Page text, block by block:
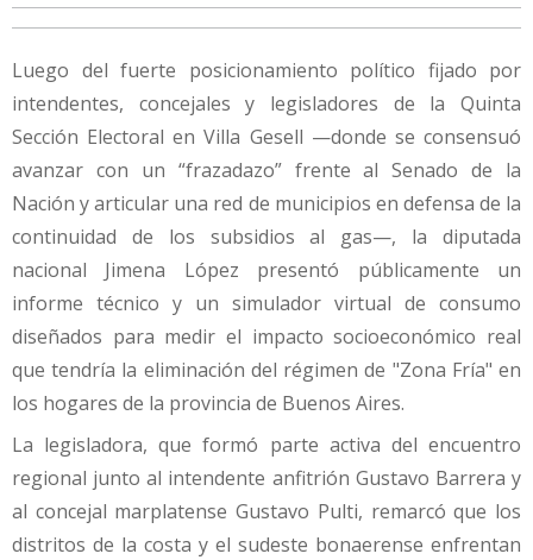
Luego del fuerte posicionamiento político fijado por
intendentes, concejales y legisladores de la Quinta
Sección Electoral en Villa Gesell —donde se consensuó
avanzar con un “frazadazo” frente al Senado de la
Nación y articular una red de municipios en defensa de la
continuidad de los subsidios al gas—, la diputada
nacional Jimena López presentó públicamente un
informe técnico y un simulador virtual de consumo
diseñados para medir el impacto socioeconómico real
que tendría la eliminación del régimen de "Zona Fría" en
los hogares de la provincia de Buenos Aires.
La legisladora, que formó parte activa del encuentro
regional junto al intendente anfitrión Gustavo Barrera y
al concejal marplatense Gustavo Pulti, remarcó que los
distritos de la costa y el sudeste bonaerense enfrentan